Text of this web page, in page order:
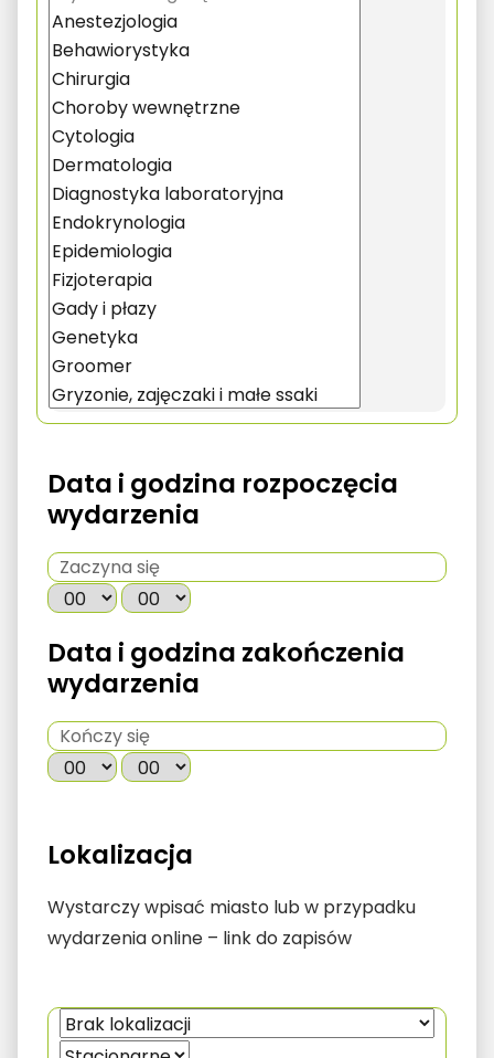
Data i godzina rozpoczęcia
wydarzenia
Data i godzina zakończenia
wydarzenia
Lokalizacja
Wystarczy wpisać miasto lub w przypadku
wydarzenia online – link do zapisów